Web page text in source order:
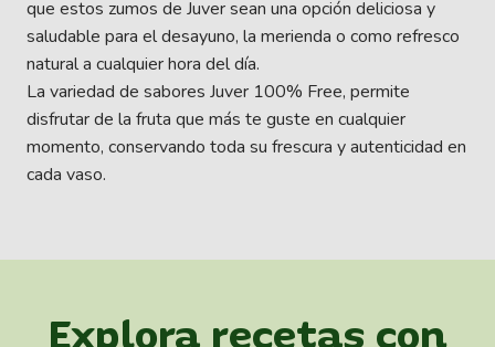
que estos zumos de Juver sean una opción deliciosa y
saludable para el desayuno, la merienda o como refresco
natural a cualquier hora del día.
La variedad de sabores Juver 100% Free, permite
disfrutar de la fruta que más te guste en cualquier
momento, conservando toda su frescura y autenticidad en
cada vaso.
Explora recetas con